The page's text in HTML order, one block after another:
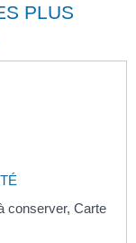
PLUS
conserver, Carte